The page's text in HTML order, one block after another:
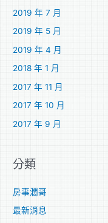
2019 年 7 月
2019 年 5 月
2019 年 4 月
2018 年 1 月
2017 年 11 月
2017 年 10 月
2017 年 9 月
分類
房事濶哥
最新消息